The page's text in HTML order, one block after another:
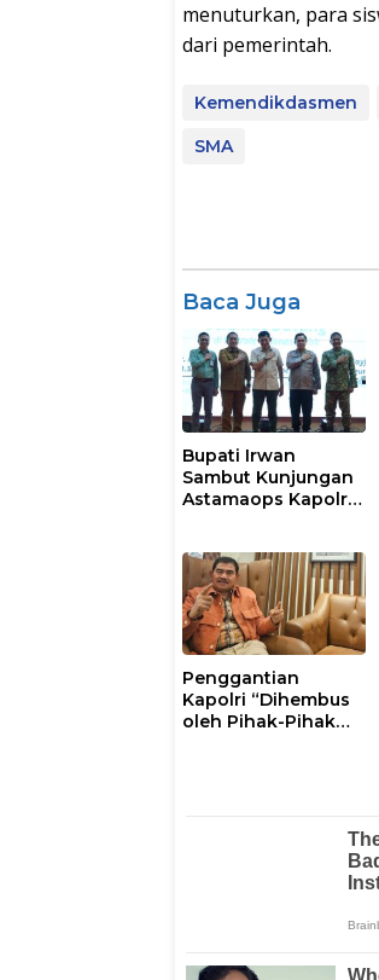
menuturkan, para
dari pemerintah.
Kemendikdasmen
SMA
Baca Juga
Bupati Irwan
Sambut Kunjungan
Astamaops Kapolri
Luwu Timur
Penggantian
Kapolri “Dihembus
oleh Pihak-Pihak